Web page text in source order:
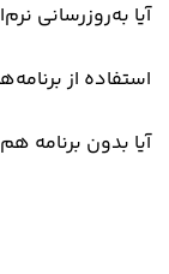
آیا به‌روزرسانی
استفاده از
آیا بدون برنامه